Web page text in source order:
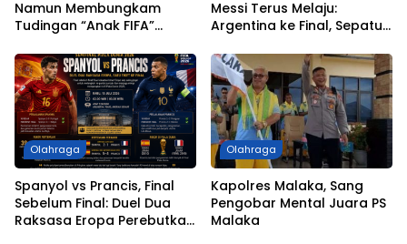
Namun Membungkam
Tudingan “Anak FIFA”
Partai Puncak
Messi Terus Melaju:
Argentina ke Final, Sepatu
Lagi
Olahraga
Spanyol vs Prancis, Final
Sebelum Final: Duel Dua
Raksasa Eropa Perebutkan
Olahraga
Kapolres Malaka, Sang
Pengobar Mental Juara PS
Malaka